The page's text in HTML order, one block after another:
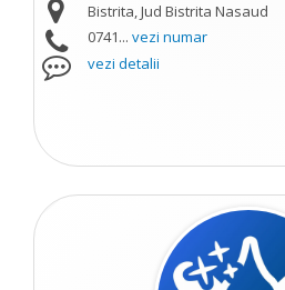
Bistrita, Jud Bistrita Nasaud
0741... vezi numar
vezi detalii